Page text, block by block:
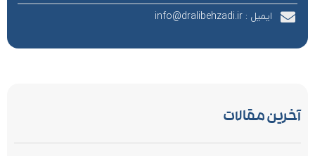
ایمیل : info@dralibehzadi.ir
آخرین مقالات